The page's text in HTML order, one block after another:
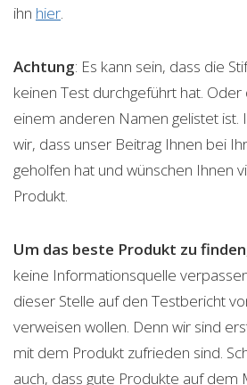
ihn hier.
Achtung: Es kann sein, dass die
keinen Test durchgeführt hat.
einem anderen Namen gelistet ist.
wir, dass unser Beitrag Ihnen bei
geholfen hat und wünschen Ihnen
Produkt.
Um das beste Produkt zu finden
keine Informationsquelle
dieser Stelle auf den Testbericht
verweisen wollen. Denn wir sind
mit dem Produkt zufrieden sind.
auch, dass gute Produkte auf dem